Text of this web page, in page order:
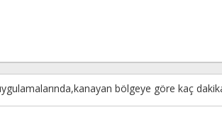
bölgeye göre kaç